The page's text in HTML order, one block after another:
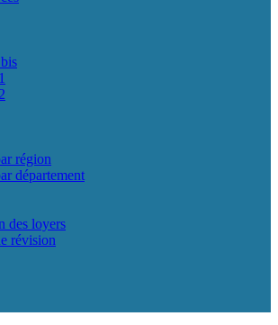
région
département
des loyers
révision